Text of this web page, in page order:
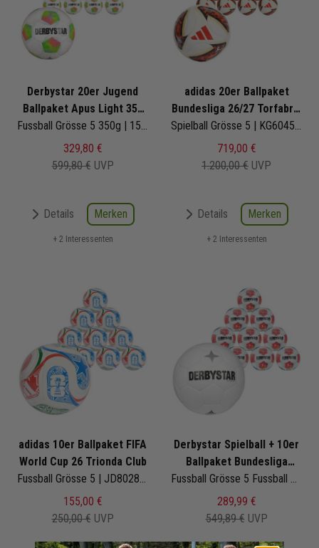
Derbystar 20er Jugend
Ballpaket Apus Light 350
v26
329,80 €
599,80 € UVP
Details Merken
+ 2 Interessenten
adidas 20er Ballpaket
Bundesliga 26/27 Torfabrik
Competition
719,00 €
1.200,00 € UVP
Details Merken
+ 2 Interessenten
adidas 10er Ballpaket FIFA
World Cup 26 Trionda Club
Fussball Grösse 5 | JD8028 | Fußbälle Set 10-teilig
155,00 €
250,00 € UVP
Derbystar Spielball + 10er
Ballpaket Bundesliga
Brillant Replica v25
Fussball Grösse 5 Fussball Grösse 5 | 1484500025
289,99 €
549,89 € UVP